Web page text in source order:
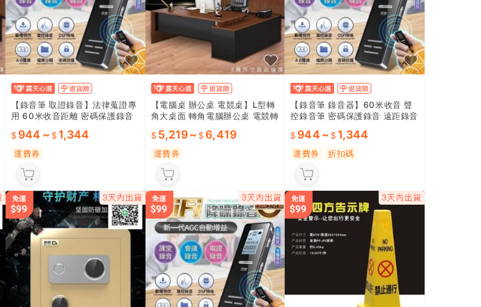
【錄音筆 取證錄音】法律蒐證專
用 60米收音距離 密碼保護錄音
證 高清錄音 長時間錄音 法律從
業 商務會議
944 ~ 1,344
運費券
【電腦桌 辦公桌 電競桌】L型轉
角大桌面 轉角電腦辦公桌 電競轉
合 轉角電競桌 穩固耐用 居家辦
公 電競遊戲
5,219~ 6,419
運費券
【錄音筆 錄音器】60米收音 聲
控錄音筆 密碼保護錄音 遠距錄音
錄音器 會議演講 法律 高清降噪
🎙️
944 ~ 1,344
運費券 折扣碼